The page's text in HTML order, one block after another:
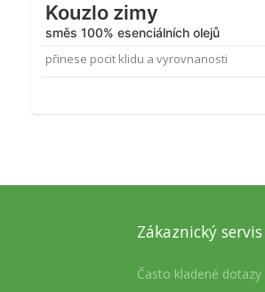
Kouzlo zimy
směs 100% esenciálních olejů
přinese pocit klidu a vyrovnanosti
Zákaznický servis
Často kladené dotazy